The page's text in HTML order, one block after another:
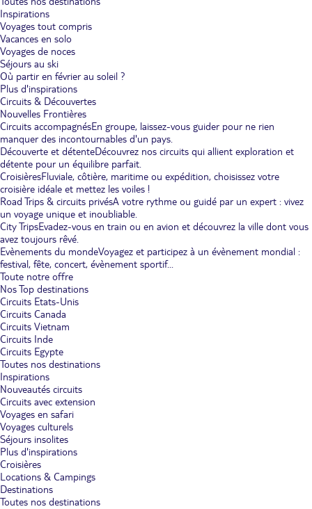
Inspirations
Voyages tout compris
Vacances en solo
Voyages de noces
Séjours au ski
Où partir en février au soleil ?
Plus d'inspirations
Circuits & Découvertes
Nouvelles Frontières
Circuits accompagnésEn groupe, laissez-vous guider pour ne rien
manquer des incontournables d'un pays.
Découverte et détenteDécouvrez nos circuits qui allient exploration et
détente pour un équilibre parfait.
CroisièresFluviale, côtière, maritime ou expédition, choisissez votre
croisière idéale et mettez les voiles !
Road Trips & circuits privésA votre rythme ou guidé par un expert : vivez
un voyage unique et inoubliable.
City TripsEvadez-vous en train ou en avion et découvrez la ville dont vous
avez toujours rêvé.
Evènements du mondeVoyagez et participez à un évènement mondial :
festival, fête, concert, évènement sportif...
Toute notre offre
Nos Top destinations
Circuits Etats-Unis
Circuits Canada
Circuits Vietnam
Circuits Inde
Circuits Egypte
Toutes nos destinations
Inspirations
Nouveautés circuits
Circuits avec extension
Voyages en safari
Voyages culturels
Séjours insolites
Plus d'inspirations
Croisières
Locations & Campings
Destinations
Toutes nos destinations